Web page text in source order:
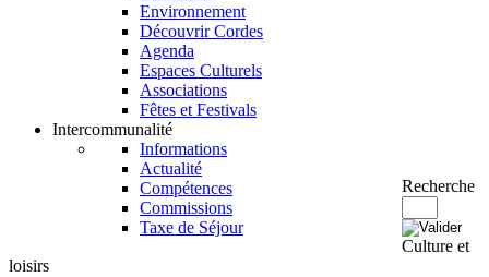
Environnement
Découvrir Cordes
Agenda
Espaces Culturels
Associations
Fêtes et Festivals
Intercommunalité
Informations
Actualité
Compétences
Commissions
Taxe de Séjour
Recherche
Culture et
loisirs